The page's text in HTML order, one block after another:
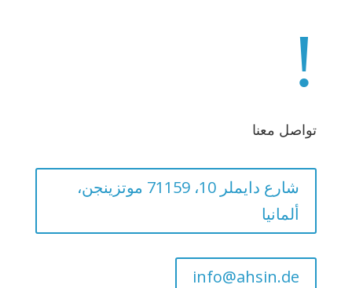
!
تواصل معنا
شارع دايملر 10، 71159 موتزينجن،
ألمانيا
info@ahsin.de